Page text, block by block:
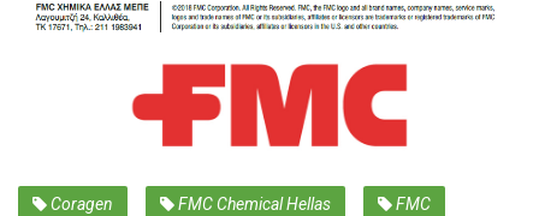
Coragen FMC Chemical Hellas
FMC